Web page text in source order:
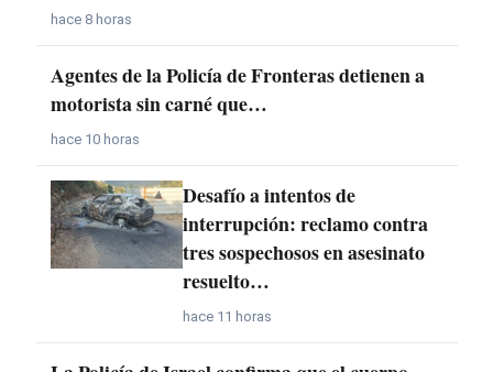
hace 8 horas
Agentes de la Policía de Fronteras detienen a
motorista sin carné que…
hace 10 horas
Desafío a intentos de
interrupción: reclamo contra
tres sospechosos en asesinato
resuelto…
hace 11 horas